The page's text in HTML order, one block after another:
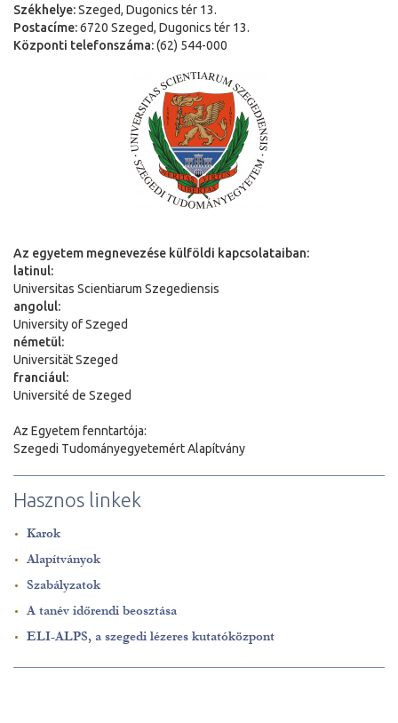
Székhelye:Szeged, Dugonics tér 13.
Postacíme:6720 Szeged, Dugonics tér 13.
Központi telefonszáma:(62) 544-000
Az egyetem megnevezése külföldi kapcsolataiban:
latinul:
Universitas Scientiarum Szegediensis
angolul:
University of Szeged
németül:
Universität Szeged
franciául:
Université de Szeged
Az Egyetem fenntartója:
Szegedi Tudományegyetemért Alapítvány
Hasznos linkek
Karok
Alapítványok
Szabályzatok
A tanév időrendi beosztása
ELI-ALPS, a szegedi lézeres kutatóközpont